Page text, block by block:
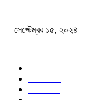
সেপ্টেম্বর ১৫, ২০২৪